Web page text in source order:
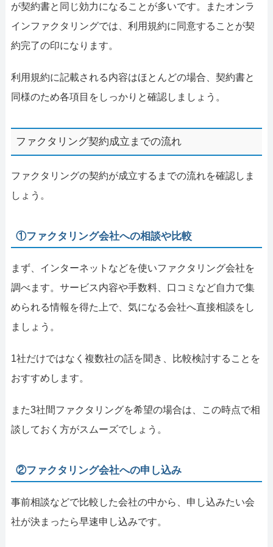
が契約書と同じ効力になることが多いです。またオンラ
インファクタリングでは、利用規約に同意することが契
約完了の印になります。
利用規約に記載される内容はほとんどの場合、契約書と
同様のため各項目をしっかりと確認しましょう。
ファクタリング契約成立までの流れ
ファクタリングの契約が成立するまでの流れを確認しま
しょう。
①ファクタリング会社への相談や比較
まず、インターネットなどを使いファクタリング会社を
調べます。サービス内容や手数料、口コミなど自力で集
められる情報を得た上で、気になる会社へ直接相談をし
ましょう。
1社だけではなく複数社の話を聞き、比較検討することを
おすすめします。
また3社間ファクタリングを希望の場合は、この時点で相
談しておく方がスムーズでしょう。
②ファクタリング会社への申し込み
事前相談などで比較した会社の中から、申し込みたい会
社が決まったら早速申し込みです。